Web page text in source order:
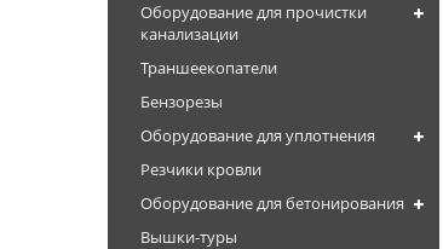
СибрТех
Торус
ТСС
Оборудование для прочистки
канализации
Траншеекопатели
Бензорезы
Оборудование для уплотнения
Резчики кровли
Оборудование для бетонирования
Вышки-туры